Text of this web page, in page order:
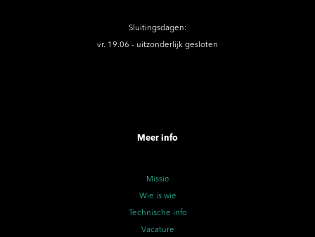
Sluitingsdagen:
vr. 19.06 - uitzonderlijk gesloten
Meer info
Missie
Wie is wie
Technische info
Vacature